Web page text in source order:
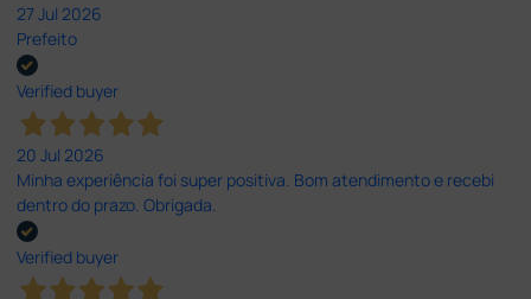
27 Jul 2026
Prefeito
Verified buyer
20 Jul 2026
Minha experiência foi super positiva. Bom atendimento e recebi
dentro do prazo. Obrigada.
Verified buyer